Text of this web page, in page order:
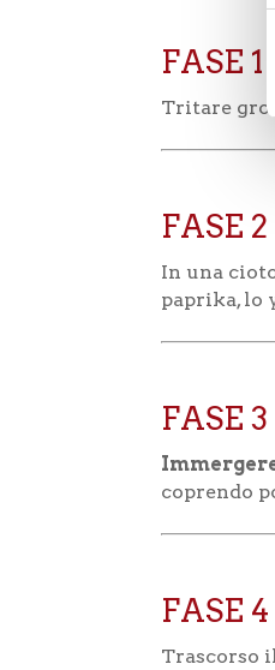
FASE 1
Tritare
FASE 2
In una
paprika, lo
FASE 3
coprendo
FASE 4
Trascorso